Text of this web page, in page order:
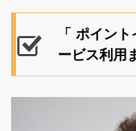
「 ポイン
ービス利用